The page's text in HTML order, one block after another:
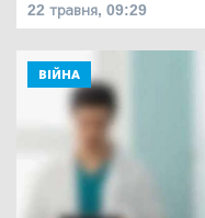
22 травня, 09:29
ВІЙНА